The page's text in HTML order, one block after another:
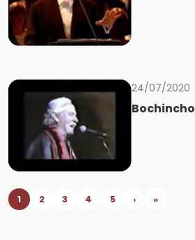
24/07/2020
Bochincho
1 2 3 4 5 › »